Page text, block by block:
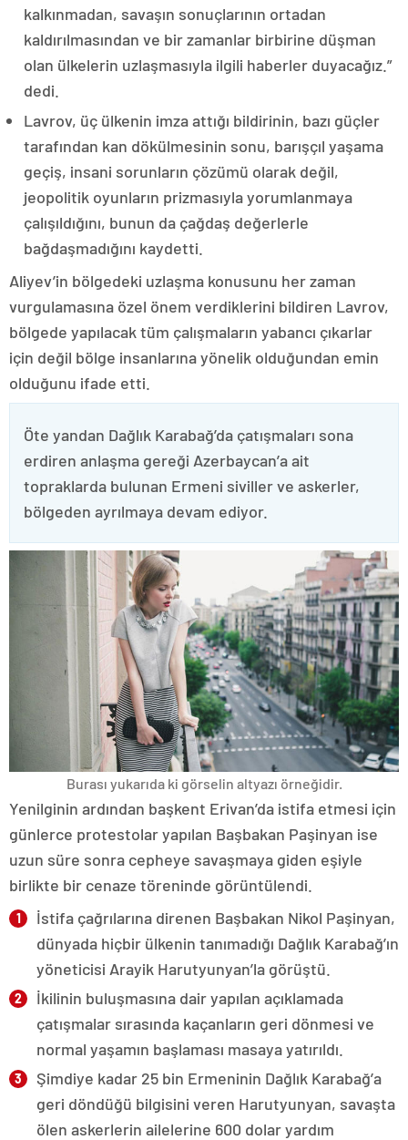
kalkınmadan, savaşın sonuçlarının ortadan
kaldırılmasından ve bir zamanlar birbirine düşman
olan ülkelerin uzlaşmasıyla ilgili haberler duyacağız.”
dedi.
Lavrov, üç ülkenin imza attığı bildirinin, bazı güçler
tarafından kan dökülmesinin sonu, barışçıl yaşama
geçiş, insani sorunların çözümü olarak değil,
jeopolitik oyunların prizmasıyla yorumlanmaya
çalışıldığını, bunun da çağdaş değerlerle
bağdaşmadığını kaydetti.
Aliyev’in bölgedeki uzlaşma konusunu her zaman
vurgulamasına özel önem verdiklerini bildiren Lavrov,
bölgede yapılacak tüm çalışmaların yabancı çıkarlar
için değil bölge insanlarına yönelik olduğundan emin
olduğunu ifade etti.
Öte yandan Dağlık Karabağ’da çatışmaları sona
erdiren anlaşma gereği Azerbaycan’a ait
topraklarda bulunan Ermeni siviller ve askerler,
bölgeden ayrılmaya devam ediyor.
Burası yukarıda ki görselin altyazı örneğidir.
Yenilginin ardından başkent Erivan’da istifa etmesi için
günlerce protestolar yapılan Başbakan Paşinyan ise
uzun süre sonra cepheye savaşmaya giden eşiyle
birlikte bir cenaze töreninde görüntülendi.
İstifa çağrılarına direnen Başbakan Nikol Paşinyan,
dünyada hiçbir ülkenin tanımadığı Dağlık Karabağ’ın
yöneticisi Arayik Harutyunyan’la görüştü.
İkilinin buluşmasına dair yapılan açıklamada
çatışmalar sırasında kaçanların geri dönmesi ve
normal yaşamın başlaması masaya yatırıldı.
Şimdiye kadar 25 bin Ermeninin Dağlık Karabağ’a
geri döndüğü bilgisini veren Harutyunyan, savaşta
ölen askerlerin ailelerine 600 dolar yardım